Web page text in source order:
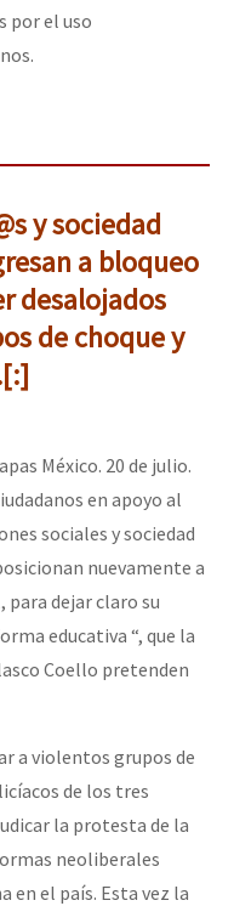
por el uso
y sociedad
a bloqueo
desalojados
de choque y
México. 20 de julio.
en apoyo al
sociales y sociedad
nuevamente a
para dejar claro su
educativa “, que la
Coello pretenden
a violentos grupos de
de los tres
la protesta de la
neoliberales
en el país. Esta vez la